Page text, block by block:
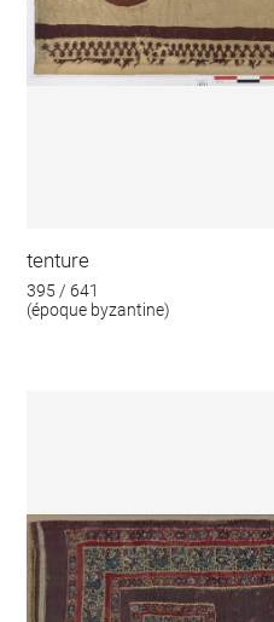
tenture
395 / 641
(époque byzantine)